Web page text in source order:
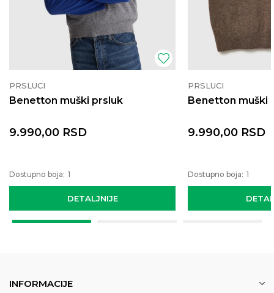
PRSLUCI
Benetton muški prsluk
DETALJNIJE
9.990,00 RSD
Dostupno boja: 1
PRSLUCI
Benetton muški
9.990,00 RSD
Dostupno boja: 1
INFORMACIJE